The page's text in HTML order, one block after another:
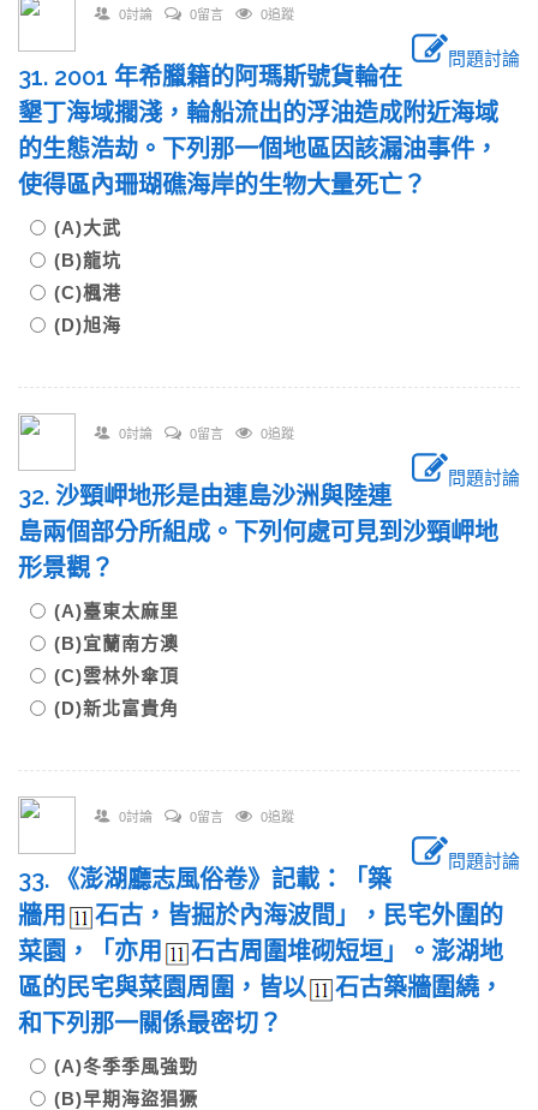
0討論 0留言 0追蹤
問題討論
31. 2001 年希臘籍的阿瑪斯號貨輪在
墾丁海域擱淺，輪船流出的浮油造成附近海域
的生態浩劫。下列那一個地區因該漏油事件，
使得區內珊瑚礁海岸的生物大量死亡？
(A)大武
(B)龍坑
(C)楓港
(D)旭海
0討論 0留言 0追蹤
問題討論
32. 沙頸岬地形是由連島沙洲與陸連
島兩個部分所組成。下列何處可見到沙頸岬地
形景觀？
(A)臺東太麻里
(B)宜蘭南方澳
(C)雲林外傘頂
(D)新北富貴角
0討論 0留言 0追蹤
問題討論
33. 《澎湖廳志風俗卷》記載：「築
牆用
石古，皆掘於內海波間」，民宅外圍的
菜園，「亦用
石古周圍堆砌短垣」。澎湖地
區的民宅與菜園周圍，皆以
石古築牆圍繞，
和下列那一關係最密切？
(A)冬季季風強勁
(B)早期海盜猖獗